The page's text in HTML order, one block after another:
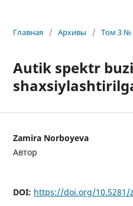
Главная / Архивы / Том 3 №
Autik spektr
Zamira Norboyeva
Автор
DOI: https://doi.org/10.5281/